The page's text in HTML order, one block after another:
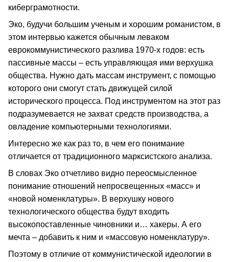
киберграмотности.
Эко, будучи большим ученым и хорошим романистом, в
этом интервью кажется обычным леваком
еврокоммунистического разлива 1970-х годов: есть
пассивные массы – есть управляющая ими верхушка
общества. Нужно дать массам инструмент, с помощью
которого они смогут стать движущей силой
исторического процесса. Под инструментом на этот раз
подразумевается не захват средств производства, а
овладение компьютерными технологиями.
Интересно же как раз то, в чем его понимание
отличается от традиционного марксистского анализа.
В словах Эко отчетливо видно переосмысленное
понимание отношений непросвещенных «масс» и
«новой номенклатуры». В верхушку нового
технологического общества будут входить
высокопоставленные чиновники и… хакеры. А его
мечта – добавить к ним и «массовую номенклатуру».
Поэтому в отличие от коммунистической идеологии в